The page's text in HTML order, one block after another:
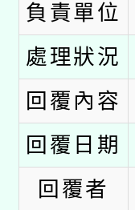
負責單位
處理狀況
回覆內容
回覆日期
回覆者